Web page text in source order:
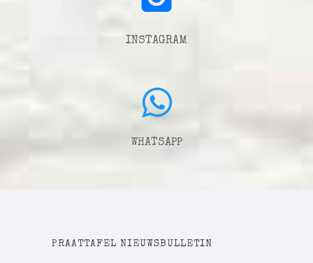
INSTAGRAM
WHATSAPP
PRAATTAFEL NIEUWSBULLETIN